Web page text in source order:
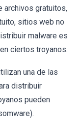
archivos gratuitos,
sitios web no
malware es
ciertos troyanos.
una de las
distribuir
pueden